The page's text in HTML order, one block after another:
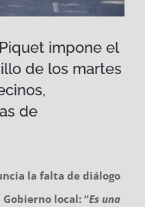
impone el
de los martes
de
la falta de diálogo
local: “Es una